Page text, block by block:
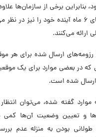
بنابراین برخی از سازمان‌ها
شغلی فوری، نیازهای ۶ ماه آینده خود را
ارائه می‌کنند.
رزومه‌های ارسال شده برای هر
که در بعضی موارد برای یک
موارد گفته ‌شده، می‌توان
و تعیین وضعیت آن‌ها کمی
بودن به منزله عدم